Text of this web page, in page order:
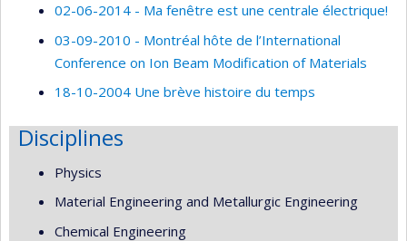
02-06-2014 - Ma fenêtre est une centrale électrique!
03-09-2010 - Montréal hôte de l’International
Conference on Ion Beam Modification of Materials
18-10-2004 Une brève histoire du temps
Disciplines
Physics
Material Engineering and Metallurgic Engineering
Chemical Engineering